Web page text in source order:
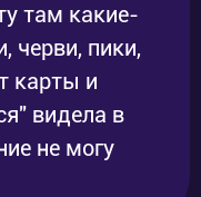
там какие-
черви, пики,
карты и
видела в
не могу